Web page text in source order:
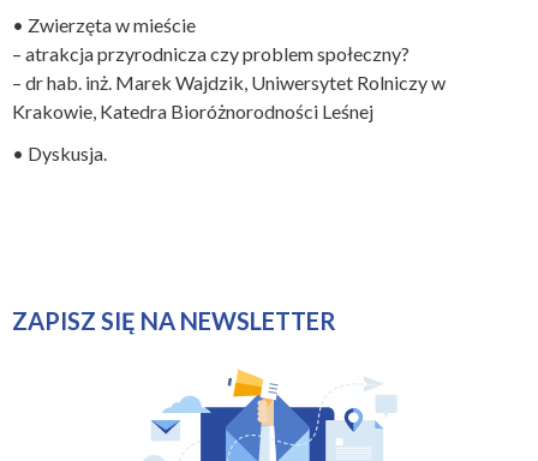
• Zwierzęta w mieście
– atrakcja przyrodnicza czy problem społeczny?
– dr hab. inż. Marek Wajdzik, Uniwersytet Rolniczy w
Krakowie, Katedra Bioróżnorodności Leśnej
• Dyskusja.
ZAPISZ SIĘ NA NEWSLETTER